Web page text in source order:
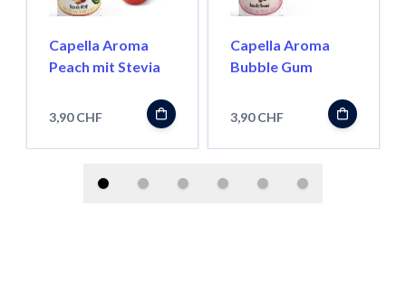
Capella Aroma
Peach mit Stevia
3,90 CHF
Capella Aroma
Bubble Gum
3,90 CHF